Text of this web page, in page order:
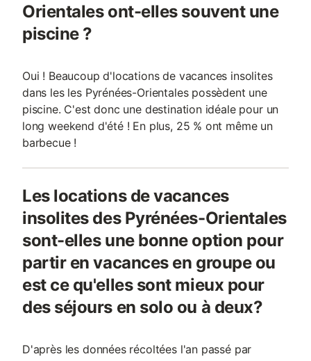
Orientales ont-elles souvent une
piscine ?
Oui ! Beaucoup d'locations de vacances insolites
dans les les Pyrénées-Orientales possèdent une
piscine. C'est donc une destination idéale pour un
long weekend d'été ! En plus, 25 % ont même un
barbecue !
Les locations de vacances
insolites des Pyrénées-Orientales
sont-elles une bonne option pour
partir en vacances en groupe ou
est ce qu'elles sont mieux pour
des séjours en solo ou à deux?
D'après les données récoltées l'an passé par